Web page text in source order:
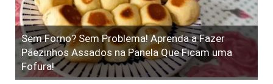
Sem Forno? Sem Problema! Aprenda a Fazer
Pãezinhos Assados na Panela Que Ficam uma
Fofura!